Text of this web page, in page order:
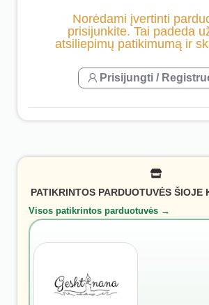
Norėdami įvertinti
prisijunkite. Tai padeda
atsiliepimų patikimumą ir
Prisijungti /
PATIKRINTOS PARDUOTUVĖS ŠIOJE
Visos patikrintos parduotuvės →